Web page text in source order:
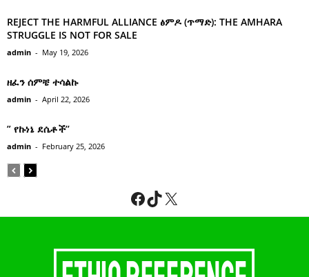
REJECT THE HARMFUL ALLIANCE ፅምዶ (ጥማድ): THE AMHARA
STRUGGLE IS NOT FOR SALE
admin - May 19, 2026
ዘፈን ሰምቼ ተሳልኩ
admin - April 22, 2026
” የኩነኔ ደሴቶች’’
admin - February 25, 2026
Facebook
TikTok
X